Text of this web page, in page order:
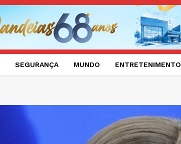
SEGURANÇA MUNDO ENTRETENIMENTO